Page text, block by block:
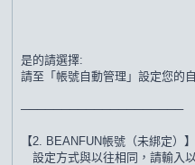
是的請選擇:
請至「帳號自動管理」設定您的
────────────────────
【2. BEANFUN帳號（未綁定）】
設定方式與以往相同，請輸入